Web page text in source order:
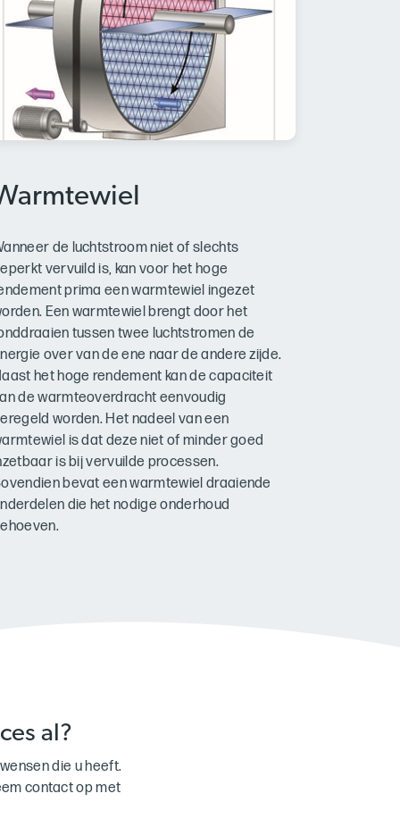
de luchtstroom niet of slechts
vervuild is, kan voor het hoge
prima een warmtewiel ingezet
Een warmtewiel brengt door het
tussen twee luchtstromen de
over van de ene naar de andere zijde.
het hoge rendement kan de capaciteit
de warmteoverdracht eenvoudig
worden. Het nadeel van een
is dat deze niet of minder goed
is bij vervuilde processen.
bevat een warmtewiel draaiende
die het nodige onderhoud
al?
die u heeft.
contact op met